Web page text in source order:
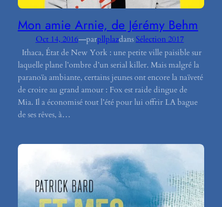
Mon amie Arnie, de Jérémy Behm
Oct 14, 2016—parpllplazdans Sélection 2017
Ithaca, État de New York : une petite ville paisible sur
laquelle plane l’ombre d’un serial killer. Mais malgré la
paranoïa ambiante, certains jeunes ont encore la naïveté
de croire au grand amour : Fox est raide dingue de
Mia. Il a économisé tout l’été pour lui offrir LA bague
de ses rêves, à…